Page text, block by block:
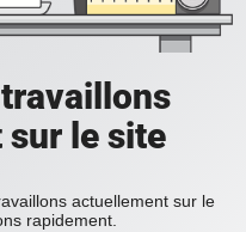
le site
actuellement sur le
rapidement.